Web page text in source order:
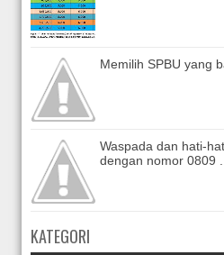
Memilih SPBU yang
Waspada dan hati-
dengan nomor 0809 ...
KATEGORI